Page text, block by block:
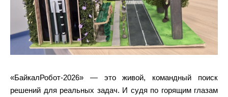
«БайкалРобот-2026» — это живой, командный поиск
решений для реальных задач. И судя по горящим глазам